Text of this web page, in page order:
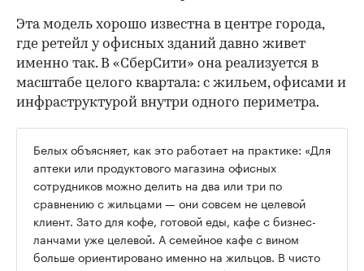
Эта модель хорошо известна в центре города,
где ретейл у офисных зданий давно живет
именно так. В «СберСити» она реализуется в
масштабе целого квартала: с жильем, офисами и
инфраструктурой внутри одного периметра.
Белых объясняет, как это работает на практике: «Для
аптеки или продуктового магазина офисных
сотрудников можно делить на два или три по
сравнению с жильцами — они совсем не целевой
клиент. Зато для кофе, готовой еды, кафе с бизнес-
ланчами уже целевой. А семейное кафе с вином
больше ориентировано именно на жильцов. В чисто